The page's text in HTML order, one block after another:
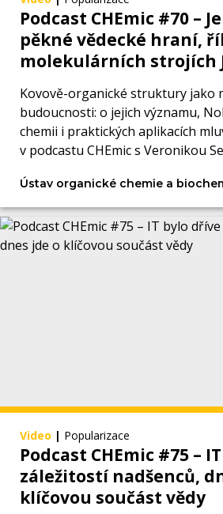
Podcast CHEmic #70 –
pěkné vědecké hraní,
molekulárních strojích
ÚOCHB
Kovově-organické struktury jako
budoucnosti: o jejich významu,
chemii i praktických aplikacích
v podcastu CHEmic s Veronikou
Ústav organické chemie a
Video | Popularizace
Podcast CHEmic #75 –
záležitostí nadšenců,
klíčovou součást vědy